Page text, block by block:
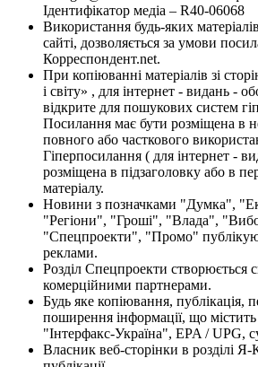
Ідентифікатор медіа – R40-06068
Використання будь-яких
сайті, дозволяється за умови
Корреспондент.net.
При копіюванні матеріалів зі
і світу» , для інтернет - видань -
відкрите для пошукових систем
Посилання має бути розміщена в
повного або часткового
Гіперпосилання ( для інтернет -
розміщена в підзаголовку або в
матеріалу.
Новини з позначками "Думка",
"Регіони", "Гроші", "Влада",
"Спецпроекти", "Промо"
реклами.
Розділ Спецпроекти створюється
комерційними партнерами.
Будь яке копіювання, публікація,
поширення інформації, що
"Інтерфакс-Україна", EPA / UPG,
Власник веб-сторінки в розділі